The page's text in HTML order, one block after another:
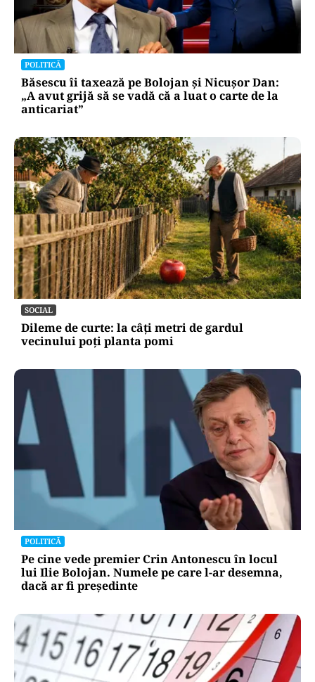
POLITICĂ
Băsescu îi taxează pe Bolojan și Nicușor Dan:
„A avut grijă să se vadă că a luat o carte de la
anticariat”
SOCIAL
Dileme de curte: la câți metri de gardul
vecinului poți planta pomi
POLITICĂ
Pe cine vede premier Crin Antonescu în locul
lui Ilie Bolojan. Numele pe care l-ar desemna,
dacă ar fi președinte